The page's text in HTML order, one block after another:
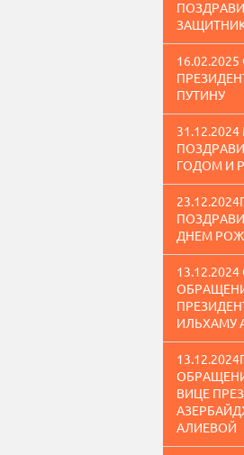
ПУТИНУ
ГОДОМ И
ДНЕМ
ИЛЬХАМУ
ВИЦЕ
АЛИЕВОЙ